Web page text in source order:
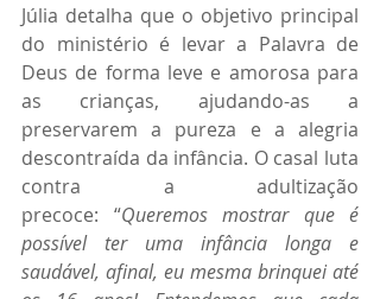
Júlia detalha que o objetivo principal
do ministério é levar a Palavra de
Deus de forma leve e amorosa para
as crianças, ajudando-as a
preservarem a pureza e a alegria
descontraída da infância. O casal luta
contra a adultização
precoce:
“Queremos mostrar que é
possível ter uma infância longa e
saudável, afinal, eu mesma brinquei até